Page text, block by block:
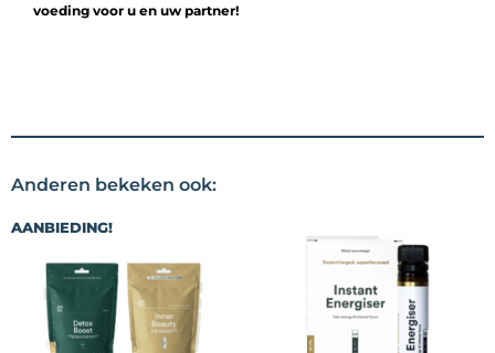
voeding voor u en uw partner!
Anderen bekeken ook:
AANBIEDING!